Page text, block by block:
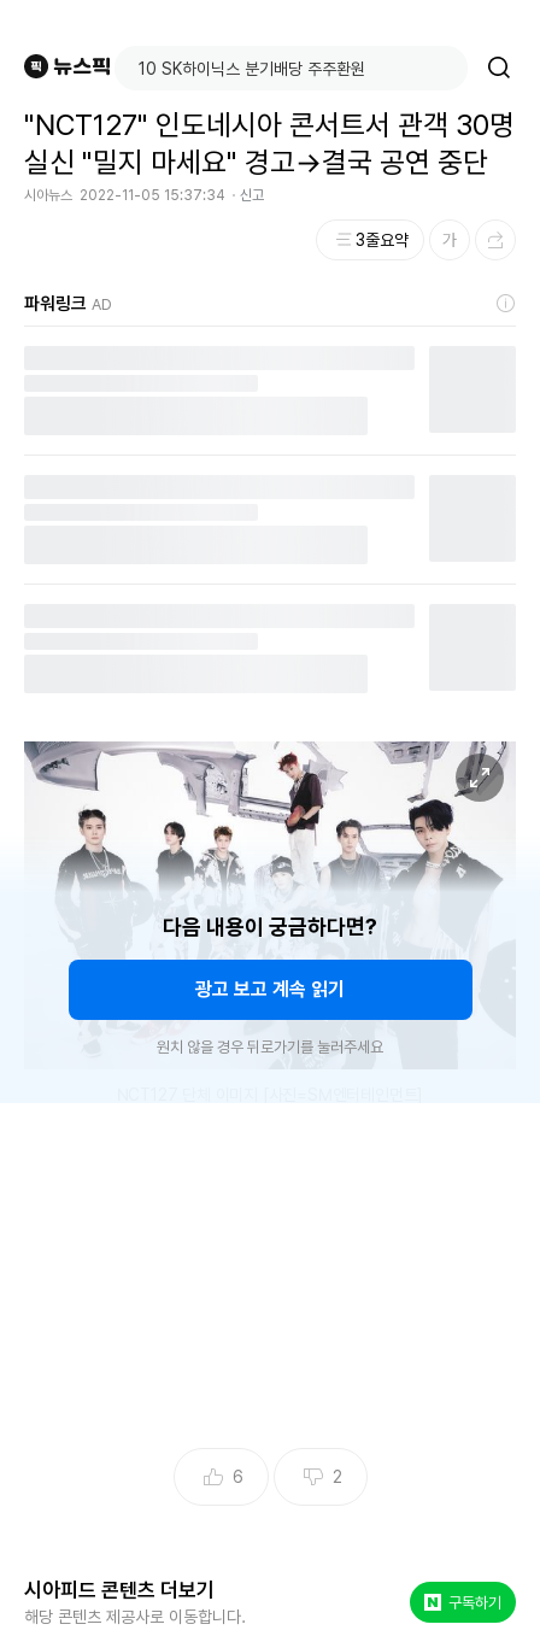
"NCT127" 인도네시아 콘서트서 관객 30명
실신 "밀지 마세요" 경고→결국 공연 중단
시아뉴스 2022-11-05 15:37:34 신고
3줄요약
파워링크 AD
는 등 위험한 모습을 보였다. 이에 멤버 태용은 "밀지 말자. 안
전이 가장 중요하다"고 말했지만, 결국 펜스가 무너지는 등 아
다음 내용이 궁금하다면?
광고 보고 계속 읽기
원치 않을 경우 뒤로가기를 눌러주세요
6 2
시아피드 콘텐츠 더보기
해당 콘텐츠 제공사로 이동합니다.
구독하기